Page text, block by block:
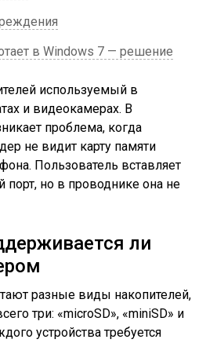
в Windows 7 — решение
используемый в
и видеокамерах. В
проблема, когда
не видит карту памяти
Пользователь вставляет
порт, но в проводнике она не
ли
разные виды накопителей,
три: «microSD», «miniSD» и
устройства требуется